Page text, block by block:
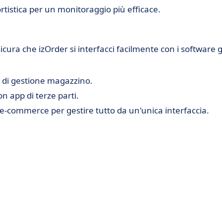
per un monitoraggio più efficace.
che izOrder si interfacci facilmente con i software
gestione magazzino.
app di terze parti.
commerce per gestire tutto da un'unica interfaccia.